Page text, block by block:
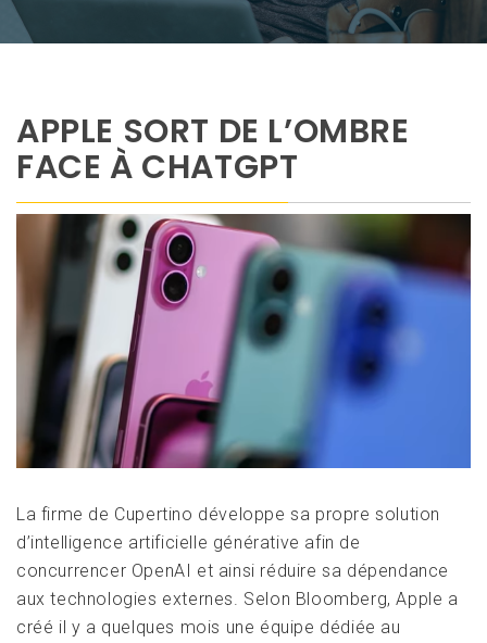
APPLE SORT DE L’OMBRE
FACE À CHATGPT
La firme de Cupertino développe sa propre solution
d’intelligence artificielle générative afin de
concurrencer OpenAI et ainsi réduire sa dépendance
aux technologies externes. Selon Bloomberg, Apple a
créé il y a quelques mois une équipe dédiée au